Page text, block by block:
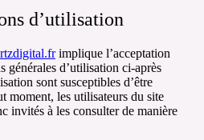
d’utilisation
implique l’acceptation
générales d’utilisation ci-après
sont susceptibles d’être
moment, les utilisateurs du site
invités à les consulter de manière